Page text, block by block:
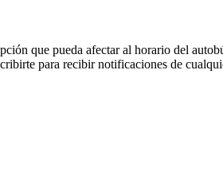
que pueda afectar al horario del
para recibir notificaciones de